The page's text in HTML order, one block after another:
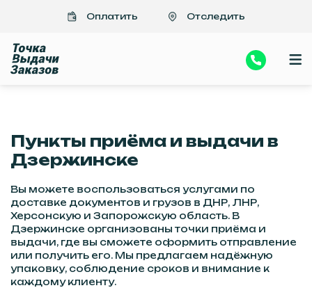
>Отправить посылки, документы в Донецк, Луганск из Дзержинска
| Быстро, надежно, недорого
Оплатить Отследить
Пункты приёма и выдачи в
Дзержинске
Вы можете воспользоваться услугами по
доставке документов и грузов в ДНР, ЛНР,
Херсонскую и Запорожскую область. В
Дзержинске организованы точки приёма и
выдачи, где вы сможете оформить отправление
или получить его. Мы предлагаем надёжную
упаковку, соблюдение сроков и внимание к
каждому клиенту.